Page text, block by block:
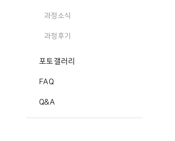
과정소식
과정후기
포토갤러리
FAQ
Q&A